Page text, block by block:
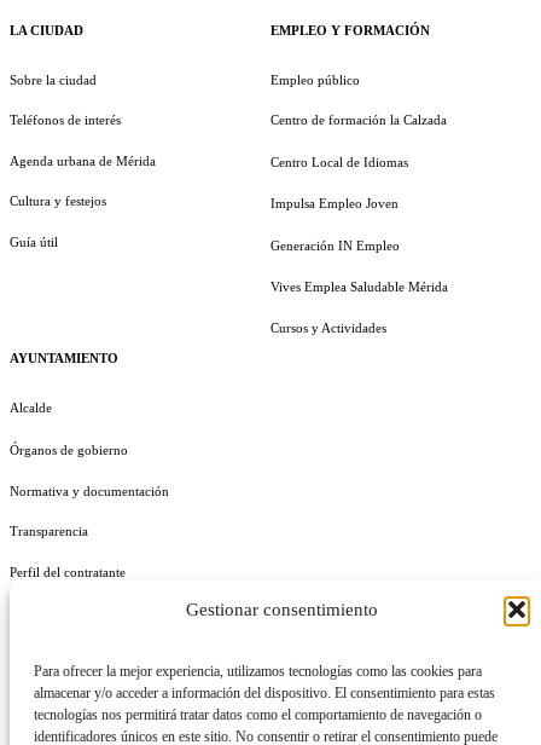
Gestionar consentimiento
Para ofrecer la mejor experiencia, utilizamos tecnologías como las cookies para
almacenar y/o acceder a información del dispositivo. El consentimiento para estas
tecnologías nos permitirá tratar datos como el comportamiento de navegación o
identificadores únicos en este sitio. No consentir o retirar el consentimiento puede
LA CIUDAD
Sobre la ciudad
Teléfonos de interés
Agenda urbana de Mérida
Cultura y festejos
Guía útil
AYUNTAMIENTO
Alcalde
Órganos de gobierno
Normativa y documentación
Transparencia
Perfil del contratante
EMPLEO Y FORMACIÓN
Empleo público
Centro de formación la Calzada
Centro Local de Idiomas
Impulsa Empleo Joven
Generación IN Empleo
Vives Emplea Saludable Mérida
Cursos y Actividades